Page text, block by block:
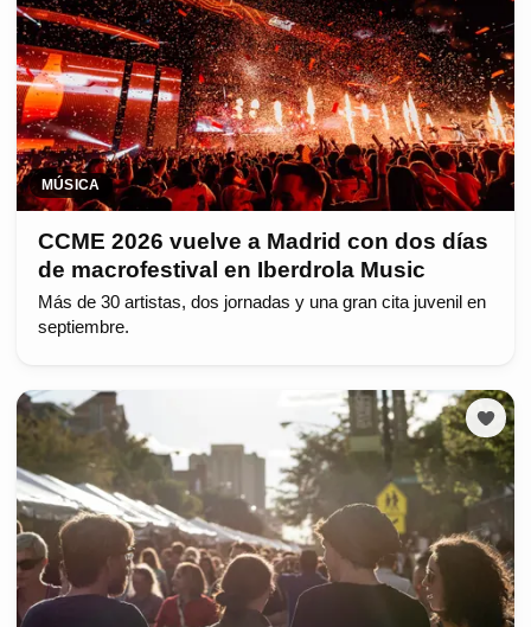
MÚSICA
CCME 2026 vuelve a Madrid con dos días
de macrofestival en Iberdrola Music
Más de 30 artistas, dos jornadas y una gran cita juvenil en
septiembre.